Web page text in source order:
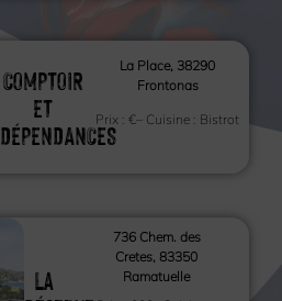
COMPTOIR
ET
DÉPENDANCES
La Place, 38290
Frontonas
Prix :€– Cuisine : Bistrot
La
736 Chem. des
Cretes, 83350
Ramatuelle